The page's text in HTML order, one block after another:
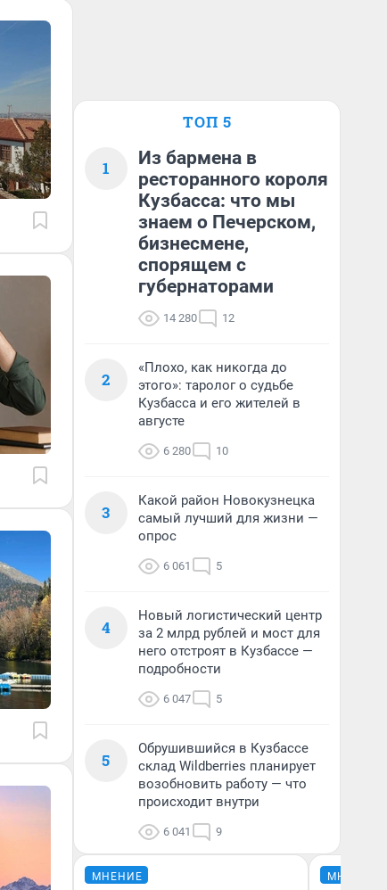
ТОП 5
1
Из бармена в
ресторанного короля
Кузбасса: что мы
знаем о Печерском,
бизнесмене,
спорящем с
губернаторами
14 280 12
2
«Плохо, как никогда до
этого»: таролог о судьбе
Кузбасса и его жителей в
августе
6 280 10
3
Какой район Новокузнецка
самый лучший для жизни —
опрос
6 061 5
4
Новый логистический центр
за 2 млрд рублей и мост для
него отстроят в Кузбассе —
подробности
6 047 5
5
Обрушившийся в Кузбассе
склад Wildberries планирует
возобновить работу — что
происходит внутри
6 041 9
МНЕНИЕ МНЕНИЕ